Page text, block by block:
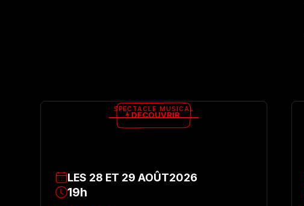
LES 28 ET 29 AOÛT2026
19h
DÉCOUVRIR
SPECTACLE MUSICAL